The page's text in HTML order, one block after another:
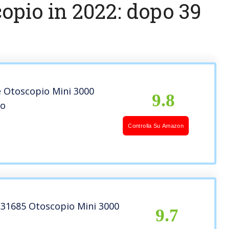
in 2022: dopo 39
Otoscopio Mini 3000
9.8
Controlla Su Amazon
Otoscopio Mini 3000
9.7